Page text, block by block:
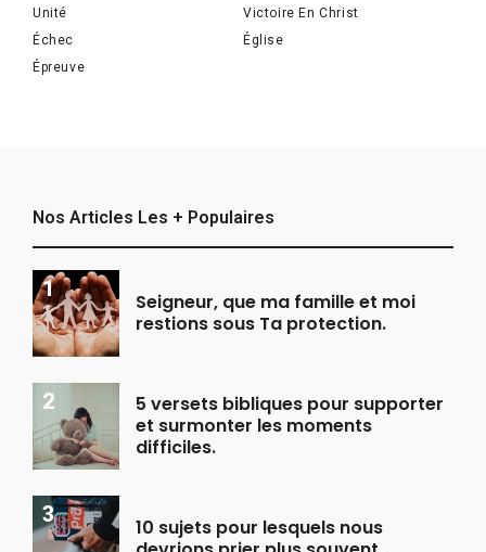
Unité
Victoire En Christ
Échec
Église
Épreuve
Nos Articles Les + Populaires
Seigneur, que ma famille et moi
restions sous Ta protection.
5 versets bibliques pour supporter
et surmonter les moments
difficiles.
10 sujets pour lesquels nous